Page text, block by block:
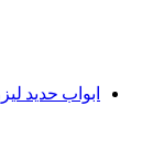
ابواب حديد